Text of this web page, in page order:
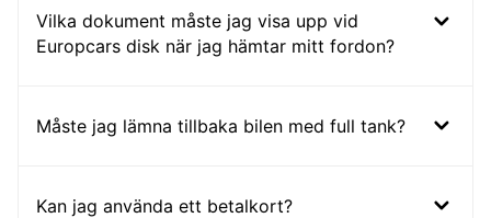
Vilka dokument måste jag visa upp vid
Europcars disk när jag hämtar mitt fordon?
Måste jag lämna tillbaka bilen med full tank?
Kan jag använda ett betalkort?